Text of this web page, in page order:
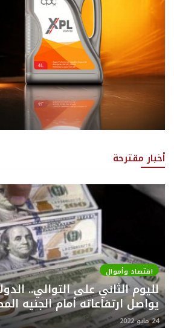
أخبار مقترحة
اقتصاد وأموال
لليوم الثاني على التوالي..
يواصل ارتفاعاته أمام الجنيه
24 مايو 2022